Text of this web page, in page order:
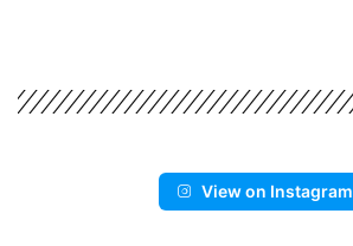
View on Instagram